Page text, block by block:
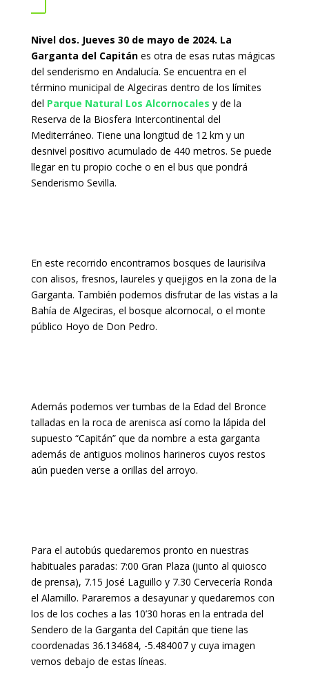
Nivel dos. Jueves 30 de mayo de 2024. La
Garganta del Capitánes otra de esas rutas mágicas
del senderismo en Andalucía. Se encuentra en el
término municipal de Algeciras dentro de los límites
del Parque Natural Los Alcornocales y de la
Reserva de la Biosfera Intercontinental del
Mediterráneo. Tiene una longitud de 12 km y un
desnivel positivo acumulado de 440 metros. Se puede
llegar en tu propio coche o en el bus que pondrá
Senderismo Sevilla.
En este recorrido encontramos bosques de laurisilva
con alisos, fresnos, laureles y quejigos en la zona de la
Garganta. También podemos disfrutar de las vistas a la
Bahía de Algeciras, el bosque alcornocal, o el monte
público Hoyo de Don Pedro.
Además podemos ver tumbas de la Edad del Bronce
talladas en la roca de arenisca así como la lápida del
supuesto “Capitán” que da nombre a esta garganta
además de antiguos molinos harineros cuyos restos
aún pueden verse a orillas del arroyo.
Para el autobús quedaremos pronto en nuestras
habituales paradas: 7:00 Gran Plaza (junto al quiosco
de prensa), 7.15 José Laguillo y 7.30 Cervecería Ronda
el Alamillo. Pararemos a desayunar y quedaremos con
los de los coches a las 10’30 horas en la entrada del
Sendero de la Garganta del Capitán que tiene las
coordenadas 36.134684, -5.484007 y cuya imagen
vemos debajo de estas líneas.